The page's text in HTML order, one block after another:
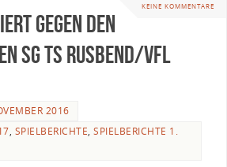
KEINE KOMMENTARE
gegen den
SG TS Rusbend/VFL
2016
, SPIELBERICHTE,SPIELBERICHTE 1.